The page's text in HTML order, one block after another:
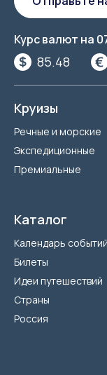
Курс валют на
85.48
Круизы
Речные и морские
Экспедиционные
Премиальные
Каталог
Календарь событий
Билеты
Идеи путешествий
Страны
Россия